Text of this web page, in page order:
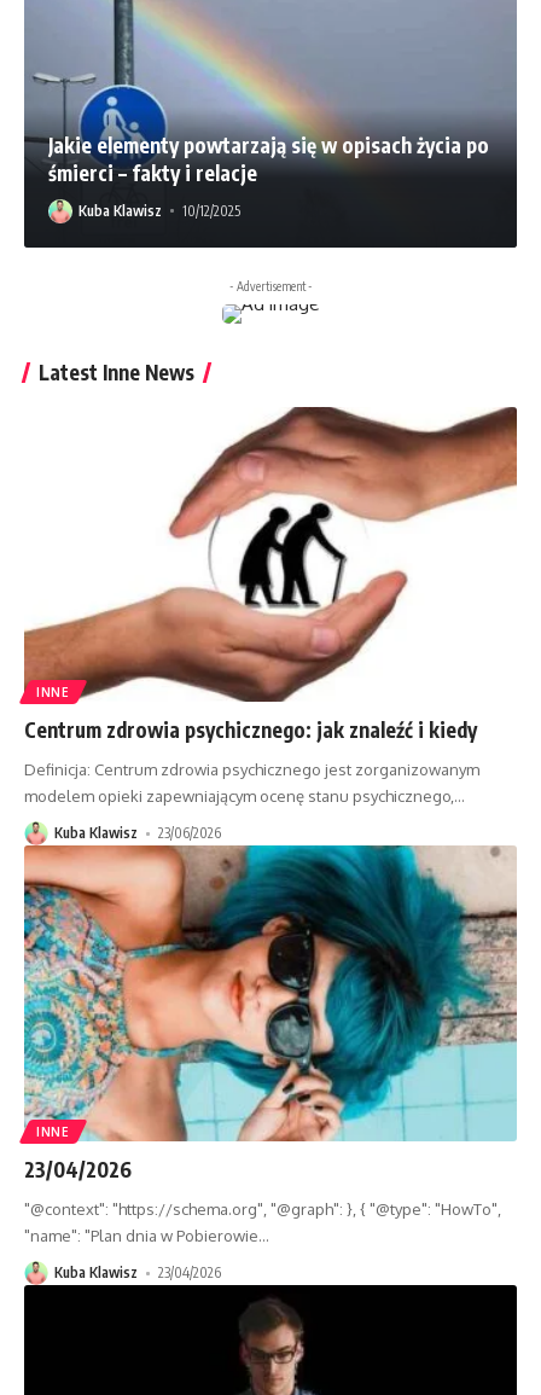
Jakie elementy powtarzają się w opisach życia po
śmierci – fakty i relacje
Kuba Klawisz 10/12/2025
- Advertisement -
Latest Inne News
INNE
Centrum zdrowia psychicznego: jak znaleźć i kiedy
Definicja: Centrum zdrowia psychicznego jest zorganizowanym
modelem opieki zapewniającym ocenę stanu psychicznego,…
Kuba Klawisz 23/06/2026
INNE
23/04/2026
"@context": "https://schema.org", "@graph": }, { "@type": "HowTo",
"name": "Plan dnia w Pobierowie…
Kuba Klawisz 23/04/2026